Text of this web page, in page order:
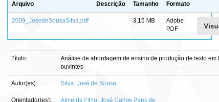
Arquivo Descrição Tamanho Formato
2009_JosedeSousaSilva.pdf 3,15 MB
Adobe
PDF
Título:
Análise de abordagem de ensino de produção de texto
ouvintes
Autor(es): Silva, José de Sousa
Orientador(es): Almeida Filho, José Carlos Paes de